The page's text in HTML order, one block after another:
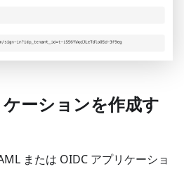
ーションを作成す
または OIDC アプリケーショ